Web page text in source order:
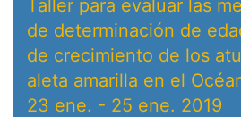
Taller para evaluar las
de determinación de
de crecimiento de los
aleta amarilla en el
23 ene. - 25 ene. 2019